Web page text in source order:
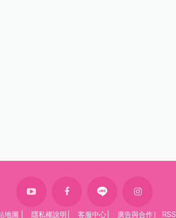
地圖 隱私權說明 客服中心 廣告與合作 RSS